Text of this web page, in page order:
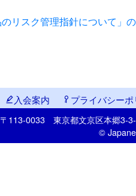
のリスク管理指針について」
入会案内 プライバシー
〒113-0033 東京都文京区本郷3-
©